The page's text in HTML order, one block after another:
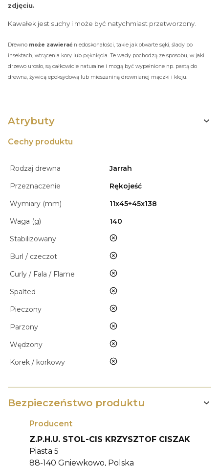
zdjęciu.
Kawałek jest suchy i może być natychmiast przetworzony.
Drewno może zawierać niedoskonałości, takie jak otwarte sęki, ślady po
insektach, wtrącenia kory lub pęknięcia. Te wady pochodzą ze sposobu, w jaki
drzewo urosło, są całkowicie naturalne i mogą być wypełnione np. pastą do
drewna, żywicą epoksydową lub mieszaniną drewnianej mączki i kleju.
Atrybuty
Cechy produktu
Rodzaj drewna
Jarrah
Przeznaczenie
Rękojeść
Wymiary (mm)
11x45+45x138
Waga (g)
140
Stabilizowany
nie
Burl / czeczot nie
Curly / Fala / Flame nie
Spalted nie
Pieczony nie
Parzony nie
Wędzony nie
Korek / korkowy nie
Bezpieczeństwo produktu
Producent
Z.P.H.U. STOL-CIS KRZYSZTOF CISZAK
Piasta 5
88-140 Gniewkowo, Polska